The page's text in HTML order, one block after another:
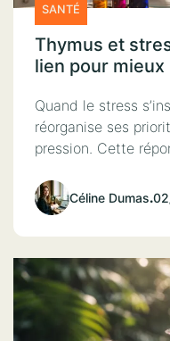
SANTÉ
Thymus et
lien pour mieux
Quand le stress
réorganise ses
pression. Cette
Céline Dumas.